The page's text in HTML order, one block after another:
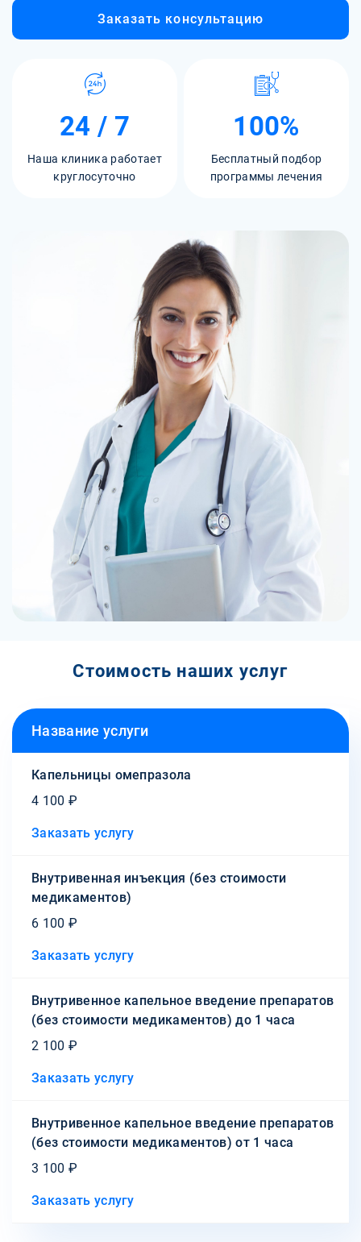
Заказать консультацию
24 / 7
Наша клиника работает
круглосуточно
100%
Бесплатный подбор
программы лечения
Стоимость наших услуг
Название услуги
Капельницы омепразола
4 100 ₽
Заказать услугу
Внутривенная инъекция (без стоимости
медикаментов)
6 100 ₽
Заказать услугу
Внутривенное капельное введение препаратов
(без стоимости медикаментов) до 1 часа
2 100 ₽
Заказать услугу
Внутривенное капельное введение препаратов
(без стоимости медикаментов) от 1 часа
3 100 ₽
Заказать услугу